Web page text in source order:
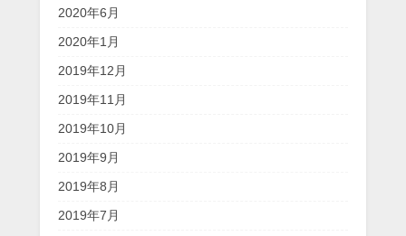
2020年6月
2020年1月
2019年12月
2019年11月
2019年10月
2019年9月
2019年8月
2019年7月